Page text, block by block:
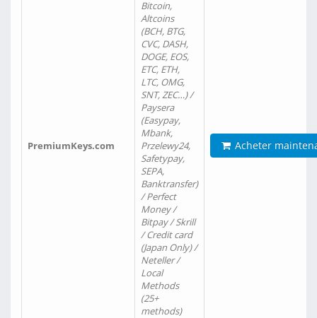
PremiumKeys.com
Bitcoin,
Altcoins
(BCH, BTG,
CVC, DASH,
DOGE, EOS,
ETC, ETH,
LTC, OMG,
SNT, ZEC…) /
Paysera
(Easypay,
Mbank,
Przelewy24,
Safetypay,
SEPA,
Banktransfer)
/ Perfect
Money /
Bitpay / Skrill
/ Credit card
(Japan Only) /
Neteller /
Local
Methods
(25+
methods)
Acheter